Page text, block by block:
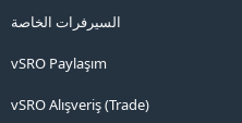
السيرفرات الخاصة
vSRO Paylaşım
vSRO Alışveriş (Trade)